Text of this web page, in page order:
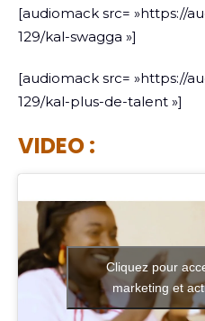
[audiomack src= »https://
129/kal-swagga »]
[audiomack src= »https://
129/kal-plus-de-talent »]
VIDEO :
Cliquez pour
marketing et